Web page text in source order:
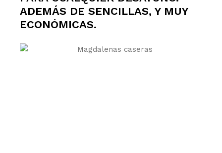
ADEMÁS DE SENCILLAS, Y MUY
ECONÓMICAS.